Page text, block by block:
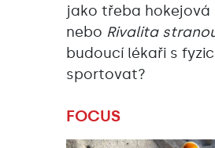
jako třeba hokejová
nebo Rivalita
budoucí lékaři s
sportovat?
FOCUS